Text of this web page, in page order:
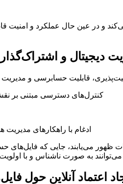
دیجیتال و
کنترل‌های دسترسی مبتنی بر
ادغام با راهکارهای
ظهور می‌یابند، جایی که فایل‌های
اعتماد آنلاین حول